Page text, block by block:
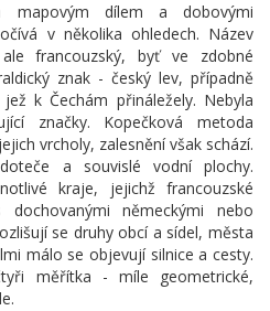
mapovým dílem a dobovými
v několika ohledech. Název
francouzský, byť ve zdobné
znak - český lev, případně
k Čechám přináležely. Nebyla
značky. Kopečková metoda
vrcholy, zalesnění však schází.
a souvislé vodní plochy.
kraje, jejichž francouzské
německými nebo
se druhy obcí a sídel, města
málo se objevují silnice a cesty.
měřítka - míle geometrické,